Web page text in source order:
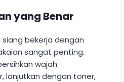
yang Benar
bekerja dengan
sangat penting.
wajah
lanjutkan dengan toner,